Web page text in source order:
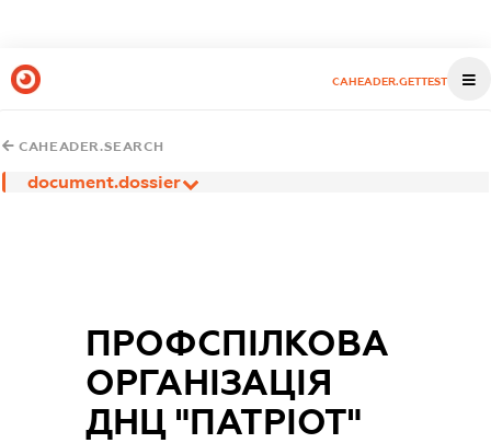
CAHEADER.GETTEST
CAHEADER.SEARCH
document.dossier
ПРОФСПІЛКОВА
ОРГАНІЗАЦІЯ
ДНЦ "ПАТРІОТ"